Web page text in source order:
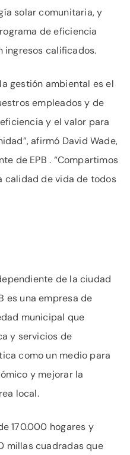
solar comunitaria, y
de eficiencia
ingresos calificados.
gestión ambiental es el
empleados y de
y el valor para
afirmó David Wade,
de EPB . “Compartimos
calidad de vida de todos
de la ciudad
es una empresa de
municipal que
y servicios de
como un medio para
y mejorar la
local.
170.000 hogares y
millas cuadradas que